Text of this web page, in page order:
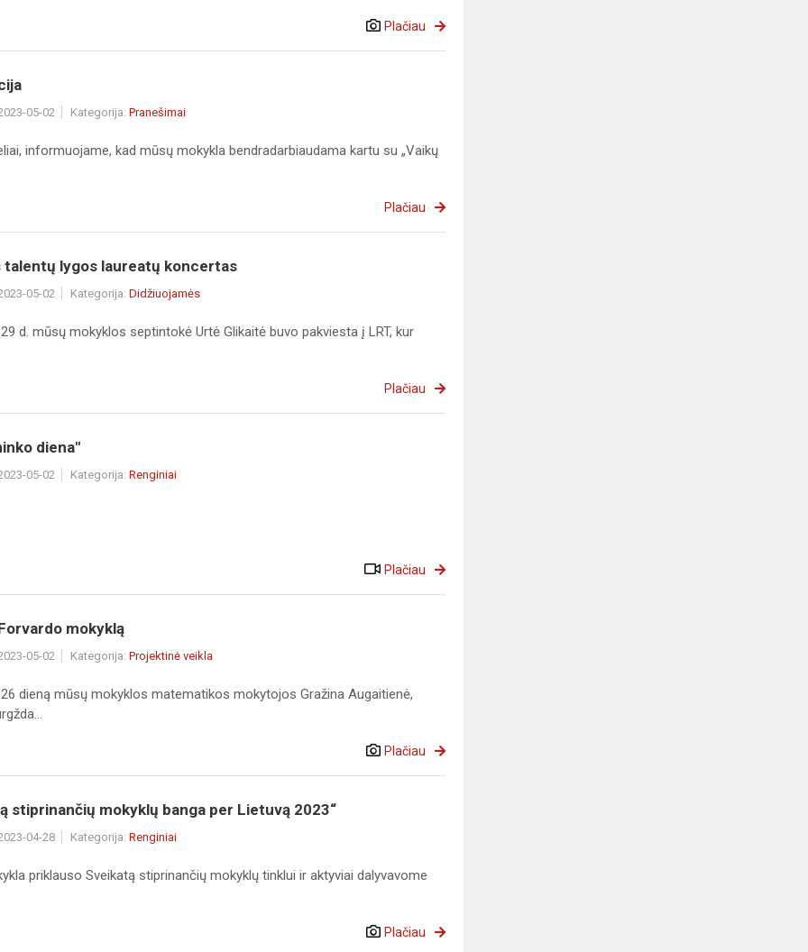
Plačiau
05-02 Kategorija: Pranešimai
informuojame, kad mūsų mokykla bendradarbiaudama kartu su „Vaikų
Plačiau
talentų lygos laureatų koncertas
05-02 Kategorija: Didžiuojamės
d. mūsų mokyklos septintokė Urtė Glikaitė buvo pakviesta į LRT, kur
Plačiau
diena"
05-02 Kategorija: Renginiai
Plačiau
mokyklą
05-02 Kategorija: Projektinė veikla
dieną mūsų mokyklos matematikos mokytojos Gražina Augaitienė,
Plačiau
stiprinančių mokyklų banga per Lietuvą 2023“
04-28 Kategorija: Renginiai
priklauso Sveikatą stiprinančių mokyklų tinklui ir aktyviai dalyvavome
Plačiau